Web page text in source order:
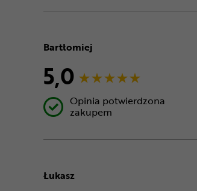
Bartłomiej
5,0
Opinia potwierdzona
zakupem
Łukasz